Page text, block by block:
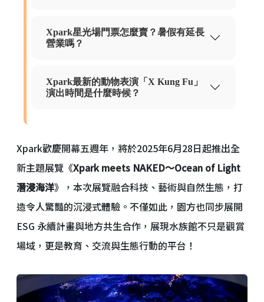
Xpark星光場門票怎麼賣？暑假有延長
營業嗎？
Xpark最新的動物表演「X Kung Fu」
演出時間是什麼時候？
Xpark歡慶開幕五週年，將於2025年6月28日起推出全
新主題展覽《Xpark meets NAKED～Ocean of Light
潛浸海洋》，本次展覽融合科技、藝術與自然生態，打
造令人驚豔的沉浸式體驗。不僅如此，園方也同步展開
ESG 永續計畫與地方共生合作，展現水族館不只是觀賞
場域，更是教育、交流與生態行動的平台！